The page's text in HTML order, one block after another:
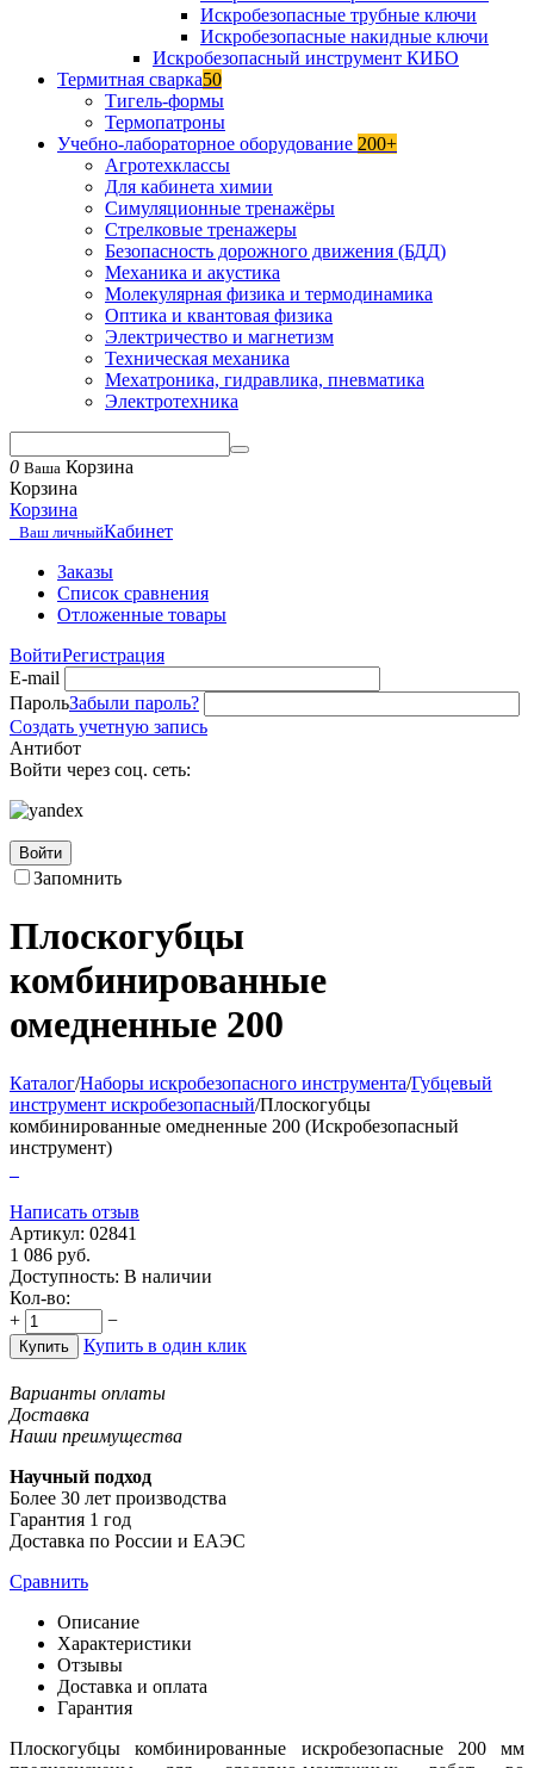
Искробезопасные трубные ключи
Искробезопасные накидные ключи
Искробезопасный инструмент КИБО
Термитная сварка50
Тигель-формы
Термопатроны
Учебно-лабораторное оборудование 200+
Агротехклассы
Для кабинета химии
Симуляционные тренажёры
Стрелковые тренажеры
Безопасность дорожного движения (БДД)
Механика и акустика
Молекулярная физика и термодинамика
Оптика и квантовая физика
Электричество и магнетизм
Техническая механика
Мехатроника, гидравлика, пневматика
Электротехника
0 Ваша Корзина
Корзина
Корзина
Ваш личныйКабинет
Заказы
Список сравнения
Отложенные товары
ВойтиРегистрация
E-mail
ПарольЗабыли пароль?
Создать учетную запись
Антибот
Войти через соц. сеть:
Войти
Запомнить
Плоскогубцы
комбинированные
омедненные 200
Каталог/Наборы искробезопасного инструмента/Губцевый
инструмент искробезопасный/Плоскогубцы
комбинированные омедненные 200 (Искробезопасный
инструмент)
Написать отзыв
Артикул: 02841
1 086 руб.
Доступность: В наличии
Кол-во:
+
−
Купить Купить в один клик
Варианты оплаты
Доставка
Наши преимущества
Научный подход
Более 30 лет производства
Гарантия 1 год
Доставка по России и ЕАЭС
Сравнить
Описание
Характеристики
Отзывы
Доставка и оплата
Гарантия
Плоскогубцы комбинированные искробезопасные 200 мм